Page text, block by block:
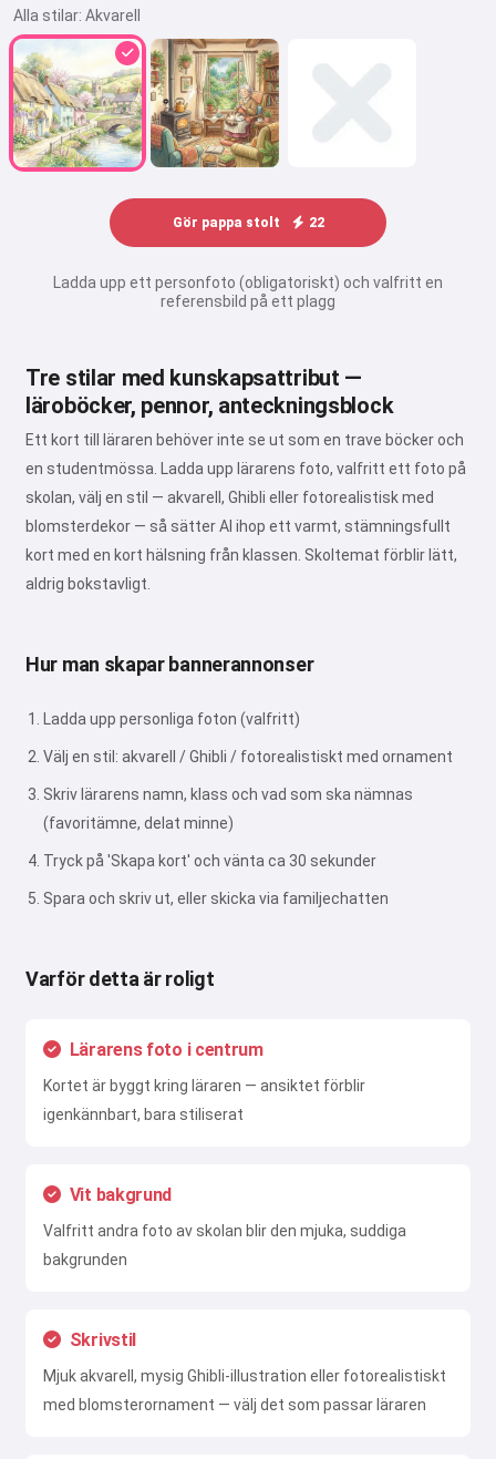
Alla stilar: Akvarell
Gör pappa stolt 22
Ladda upp ett personfoto (obligatoriskt) och valfritt en
referensbild på ett plagg
Tre stilar med kunskapsattribut —
läroböcker, pennor, anteckningsblock
Ett kort till läraren behöver inte se ut som en trave böcker och
en studentmössa. Ladda upp lärarens foto, valfritt ett foto på
skolan, välj en stil — akvarell, Ghibli eller fotorealistisk med
blomsterdekor — så sätter AI ihop ett varmt, stämningsfullt
kort med en kort hälsning från klassen. Skoltemat förblir lätt,
aldrig bokstavligt.
Hur man skapar bannerannonser
Ladda upp personliga foton (valfritt)
Välj en stil: akvarell / Ghibli / fotorealistiskt med ornament
Skriv lärarens namn, klass och vad som ska nämnas
(favoritämne, delat minne)
Tryck på 'Skapa kort' och vänta ca 30 sekunder
Spara och skriv ut, eller skicka via familjechatten
Varför detta är roligt
Lärarens foto i centrum
Kortet är byggt kring läraren — ansiktet förblir
igenkännbart, bara stiliserat
Vit bakgrund
Valfritt andra foto av skolan blir den mjuka, suddiga
bakgrunden
Skrivstil
Mjuk akvarell, mysig Ghibli-illustration eller fotorealistiskt
med blomsterornament — välj det som passar läraren
Jag kan skapa låtar, skriva dikter
och gratulationer 🥰